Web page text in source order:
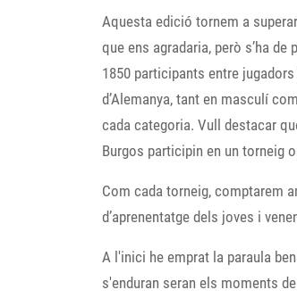
Aquesta edició tornem a
que ens agradaria, però s’ha
1850 participants entre
d’Alemanya, tant en masculí
cada categoria. Vull destacar
Burgos participin en un torneig
Com cada torneig, comptarem
d’aprenentatge dels joves i
A l'inici he emprat la paraula
s'enduran seran els moments